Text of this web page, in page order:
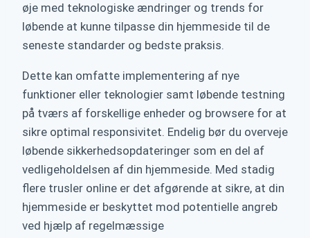
øje med teknologiske ændringer og trends for
løbende at kunne tilpasse din hjemmeside til de
seneste standarder og bedste praksis.
Dette kan omfatte implementering af nye
funktioner eller teknologier samt løbende testning
på tværs af forskellige enheder og browsere for at
sikre optimal responsivitet. Endelig bør du overveje
løbende sikkerhedsopdateringer som en del af
vedligeholdelsen af din hjemmeside. Med stadig
flere trusler online er det afgørende at sikre, at din
hjemmeside er beskyttet mod potentielle angreb
ved hjælp af regelmæssige